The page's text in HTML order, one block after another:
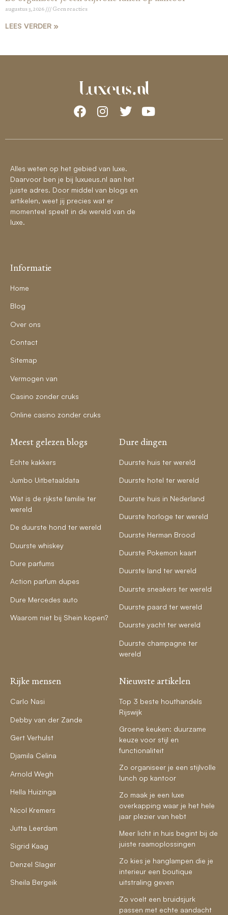
augustus 3, 2026 Geen reacties
LEES VERDER »
Alles weten op het gebied van luxe.
Daarvoor ben je bij luxueus.nl aan het
juiste adres. Door middel van blogs en
artikelen, weet jij precies wat er
momenteel speelt in de wereld van de
luxe.
Informatie
Home
Blog
Over ons
Contact
Sitemap
Vermogen van
Casino zonder cruks
Online casino zonder cruks
Meest gelezen blogs
Echte kakkers
Jumbo Uitbetaaldata
Wat is de rijkste familie ter
wereld
De duurste hond ter wereld
Duurste whiskey
Dure parfums
Action parfum dupes
Dure Mercedes auto
Waarom niet bij Shein kopen?
Dure dingen
Duurste huis ter wereld
Duurste hotel ter wereld
Duurste huis in Nederland
Duurste horloge ter wereld
Duurste Herman Brood
Duurste Pokemon kaart
Duurste land ter wereld
Duurste sneakers ter wereld
Duurste paard ter wereld
Duurste yacht ter wereld
Duurste champagne ter
wereld
Rijke mensen
Carlo Nasi
Debby van der Zande
Gert Verhulst
Djamila Celina
Arnold Wegh
Hella Huizinga
Nicol Kremers
Jutta Leerdam
Sigrid Kaag
Denzel Slager
Sheila Bergeik
Nieuwste artikelen
Top 3 beste houthandels
Rijswijk
Groene keuken: duurzame
keuze voor stijl en
functionaliteit
Zo organiseer je een stijlvolle
lunch op kantoor
Zo maak je een luxe
overkapping waar je het hele
jaar plezier van hebt
Meer licht in huis begint bij de
juiste raamoplossingen
Zo kies je hanglampen die je
interieur een boutique
uitstraling geven
Zo voelt een bruidsjurk
passen met echte aandacht